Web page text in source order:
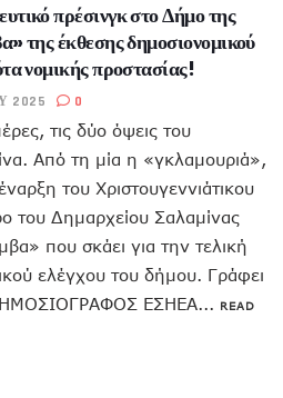
πρέσινγκ στο Δήμο της
της έκθεσης δημοσιονομικού
νομικής προστασίας!
2025 0
τις δύο όψεις του
Από τη μία η «γκλαμουριά»,
του Χριστουγεννιάτικου
του Δημαρχείου Σαλαμίνας
που σκάει για την τελική
ελέγχου του δήμου. Γράφει
ΕΣΗΕΑ... READ